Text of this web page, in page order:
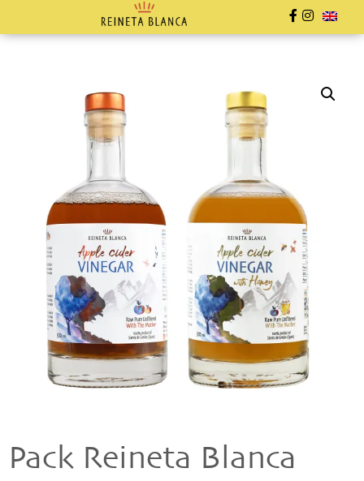
Pack Reineta Blanca